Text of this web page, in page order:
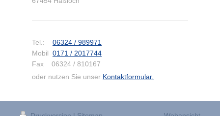
Tel.: 06324 / 989971
Mobil 0171 / 2017744
Fax 06324 / 810167
oder nutzen Sie unser Kontaktformular.